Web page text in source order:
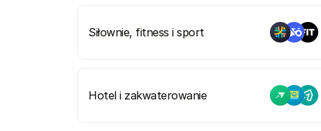
Siłownie, fitness i sport
Hotel i zakwaterowanie